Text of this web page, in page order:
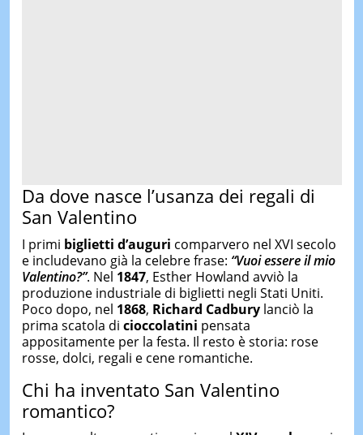
Da dove nasce l’usanza dei regali di
San Valentino
I primi biglietti d’auguri comparvero nel XVI secolo
e includevano già la celebre frase: “Vuoi essere il mio
Valentino?”. Nel 1847, Esther Howland avviò la
produzione industriale di biglietti negli Stati Uniti.
Poco dopo, nel 1868, Richard Cadburylanciò la
prima scatola di cioccolatini pensata
appositamente per la festa. Il resto è storia: rose
rosse, dolci, regali e cene romantiche.
Chi ha inventato San Valentino
romantico?